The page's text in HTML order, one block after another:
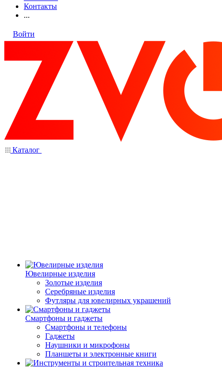
Контакты
...
Войти
Каталог
Ювелирные изделия
Золотые изделия
Серебряные изделия
Футляры для ювелирных украшений
Смартфоны и гаджеты
Смартфоны и телефоны
Гаджеты
Наушники и микрофоны
Планшеты и электронные книги